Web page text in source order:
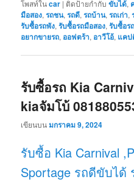
โพสท์ในcar | ติดป้ายกำกับ ขับได้,
มือสอง,รถชน,รถดี,รถบ้าน,รถเก่า,
รับซื้อรถพัง,รับซื้อรถมือสอง,รับซื้อร
อยากขายรถ, ออฟตร้า, อาวีโอ้, แคป
รับซื้อรถ Kia
kiaจัมโบ้
เขียนบนมกราคม 9, 2024
รับซื้อ Kia Carnival
Sportage รถดีขับได้